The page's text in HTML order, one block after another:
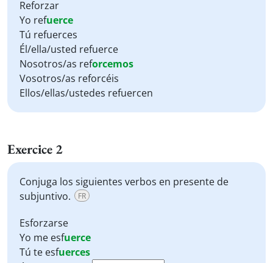
Reforzar
Yo refuerce
Tú refuerces
Él/ella/usted refuerce
Nosotros/as reforcemos
Vosotros/as reforcéis
Ellos/ellas/ustedes refuercen
Exercice 2
Conjuga los siguientes verbos en presente de
subjuntivo.
FR
Esforzarse
Yo me esfuerce
Tú te esfuerces